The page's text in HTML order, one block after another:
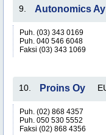
9. Autonomics Ay
Puh. (03) 343 0169
Puh. 040 546 6048
Faksi (03) 343 1069
10. Proins Oy
Puh. (02) 868 4357
Puh. 050 530 5552
Faksi (02) 868 4356